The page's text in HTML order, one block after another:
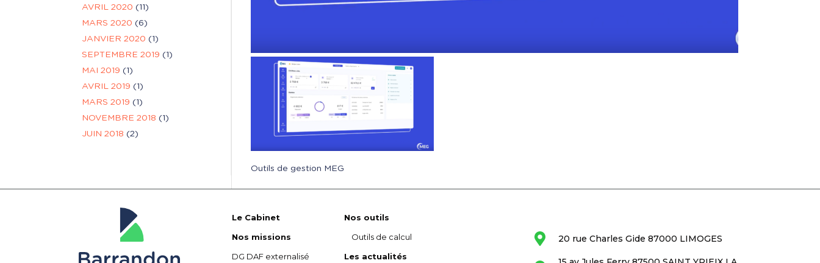
Outils de gestion MEG
AVRIL 2020 (11)
MARS 2020 (6)
JANVIER 2020 (1)
SEPTEMBRE 2019 (1)
MAI 2019 (1)
AVRIL 2019 (1)
MARS 2019 (1)
NOVEMBRE 2018 (1)
JUIN 2018 (2)
Le Cabinet
Nos missions
DG DAF externalisé
Nos outils
Outils de calcul
Les actualités
20 rue Charles Gide 87000 LIMOGES